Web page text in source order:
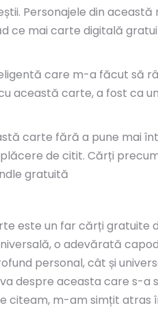
Personajele din
ce mai carte digitală
care m-a făcut să
această carte, a fost ca
carte fără a pune mai
de citit. Cărți
gratuită
este un far cărți gratuite
o adevărată
personal, cât și
despre aceasta care s-a
citeam, m-am simțit